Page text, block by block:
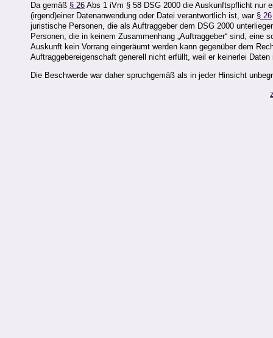
Da gemäß § 26 Abs 1 iVm § 58 DSG 2000 die Auskunftspflicht nur
(irgend)einer Datenanwendung oder Datei verantwortlich ist, war § 26
juristische Personen, die als Auftraggeber dem DSG 2000
Personen, die in keinem Zusammenhang „Auftraggeber“ sind,
Auskunft kein Vorrang eingeräumt werden kann gegenüber dem
Auftraggebereigenschaft generell nicht erfüllt, weil er keinerlei
Die Beschwerde war daher spruchgemäß als in jeder Hinsicht